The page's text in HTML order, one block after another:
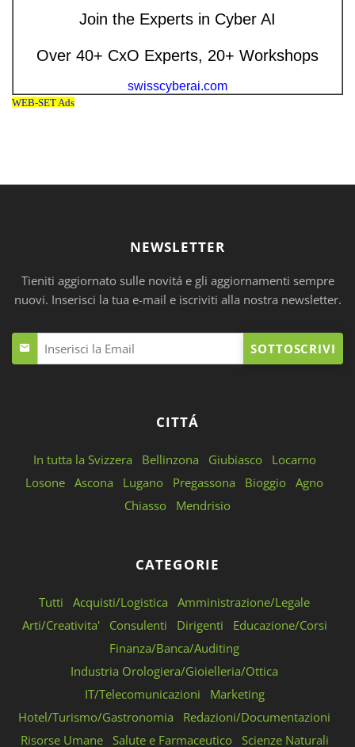
NEWSLETTER
Tieniti aggiornato sulle novitá e gli aggiornamenti sempre
nuovi. Inserisci la tua e-mail e iscriviti alla nostra newsletter.
SOTTOSCRIVI
CITTÁ
In tutta la Svizzera Bellinzona Giubiasco
Locarno
Losone Ascona Lugano Pregassona Bioggio Agno
Chiasso
Mendrisio
CATEGORIE
Tutti Acquisti/Logistica
Amministrazione/Legale
Arti/Creativita'
Consulenti Dirigenti
Educazione/Corsi
Finanza/Banca/Auditing
Industria Orologiera/Gioielleria/Ottica
IT/Telecomunicazioni
Marketing
Hotel/Turismo/Gastronomia
Redazioni/Documentazioni
Risorse Umane
Salute e Farmaceutico Scienze Naturali